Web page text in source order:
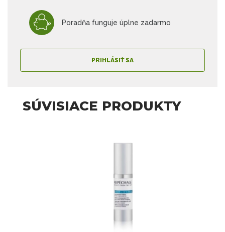
Poradňa funguje úplne zadarmo
PRIHLÁSIŤ SA
SÚVISIACE PRODUKTY